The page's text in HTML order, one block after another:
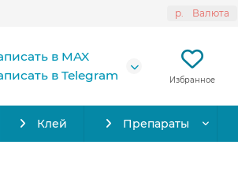
р. Валюта
в MAX
в Telegram
Избранное
Клей Препараты